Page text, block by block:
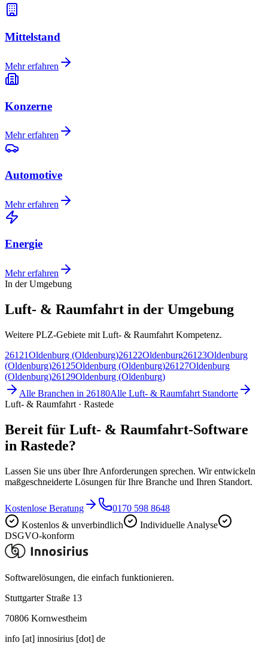
Mittelstand
Mehr erfahren
Konzerne
Mehr erfahren
Automotive
Mehr erfahren
Energie
Mehr erfahren
In der Umgebung
Luft- & Raumfahrt in der Umgebung
Weitere PLZ-Gebiete mit Luft- & Raumfahrt Kompetenz.
26121Oldenburg (Oldenburg)26122Oldenburg26123Oldenburg
(Oldenburg)26125Oldenburg (Oldenburg)26127Oldenburg
(Oldenburg)26129Oldenburg (Oldenburg)
Alle Branchen in 26180Alle Luft- & Raumfahrt Standorte
Luft- & Raumfahrt · Rastede
Bereit für Luft- & Raumfahrt-Software
in Rastede?
Lassen Sie uns über Ihre Anforderungen sprechen. Wir entwickeln
maßgeschneiderte Lösungen für Ihre Branche und Ihren Standort.
Kostenlose Beratung
0170 598 8648
Kostenlos & unverbindlich
Individuelle Analyse
DSGVO-konform
Softwarelösungen, die einfach funktionieren.
Stuttgarter Straße 13
70806 Kornwestheim
info [at] innosirius [dot] de